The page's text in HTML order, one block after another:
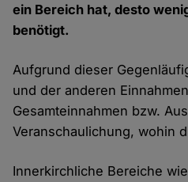
ein Bereich hat, desto
benötigt.
Aufgrund dieser
und der anderen
Gesamteinnahmen bzw.
Veranschaulichung, wohin
Innerkirchliche Bereiche